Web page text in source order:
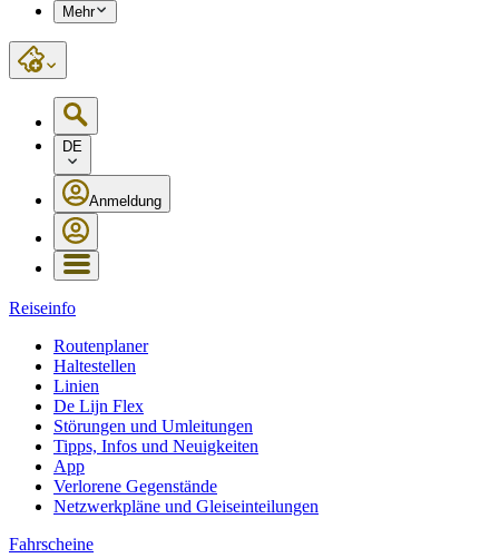
Mehr
DE
Anmeldung
Reiseinfo
Routenplaner
Haltestellen
Linien
De Lijn Flex
Störungen und Umleitungen
Tipps, Infos und Neuigkeiten
App
Verlorene Gegenstände
Netzwerkpläne und Gleiseinteilungen
Fahrscheine